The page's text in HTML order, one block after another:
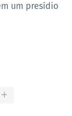
um presídio